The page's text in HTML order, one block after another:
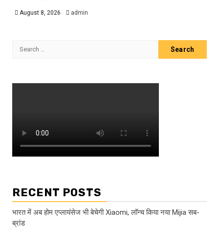
August 8, 2026 admin
Search
RECENT POSTS
भारत में अब होम एप्लायंसेज भी बेचेगी Xiaomi, लॉन्च किया नया Mijia सब-
ब्रांड